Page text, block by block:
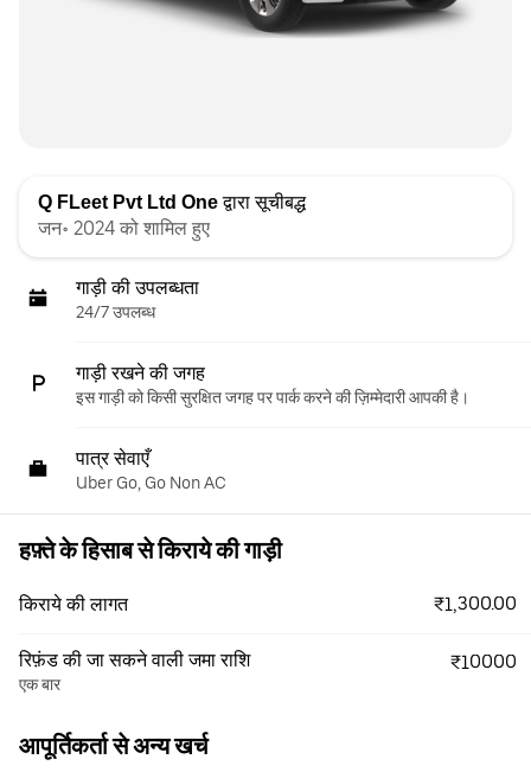
Q FLeet Pvt Ltd Oneद्वारा सूचीबद्ध
जन॰ 2024 को शामिल हुए
गाड़ी की उपलब्धता
24/7 उपलब्ध
गाड़ी रखने की जगह
इस गाड़ी को किसी सुरक्षित जगह पर पार्क करने की ज़िम्मेदारी आपकी है।
पात्र सेवाएँ
Uber Go, Go Non AC
हफ़्ते के हिसाब से किराये की गाड़ी
किराये की लागत ₹1,300.00
रिफ़ंड की जा सकने वाली जमा राशि
एक बार
₹10000
आपूर्तिकर्ता से अन्य खर्च